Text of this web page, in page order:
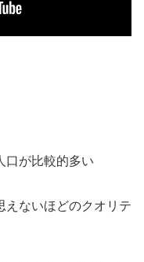
口が比較的多い
えないほどのクオリテ